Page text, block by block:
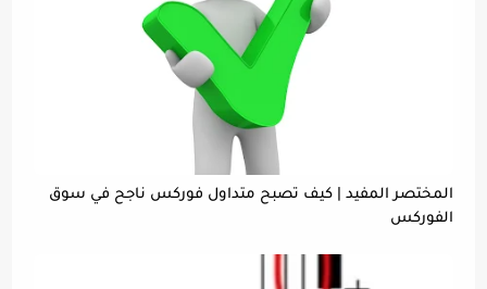
المختصر المفيد | كيف تصبح متداول فوركس ناجح في سوق
الفوركس